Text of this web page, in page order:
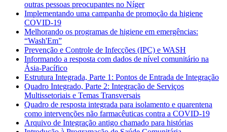
outras pessoas preocupantes no Níger
Implementando uma campanha de promoção da higiene
COVID-19
Melhorando os programas de higiene em emergências:
“Wash'Em”
Prevenção e Controle de Infecções (IPC) e WASH
Informando a resposta com dados de nível comunitário na
Ásia-Pacífico
Estrutura Integrada, Parte 1: Pontos de Entrada de Integração
Quadro Integrado, Parte 2: Integração de Serviços
Multissetoriais e Temas Transversais
Quadro de resposta integrada para isolamento e quarentena
como intervenções não farmacêuticas contra a COVID-19
Arquivo de Integração antigo chamado para histórias